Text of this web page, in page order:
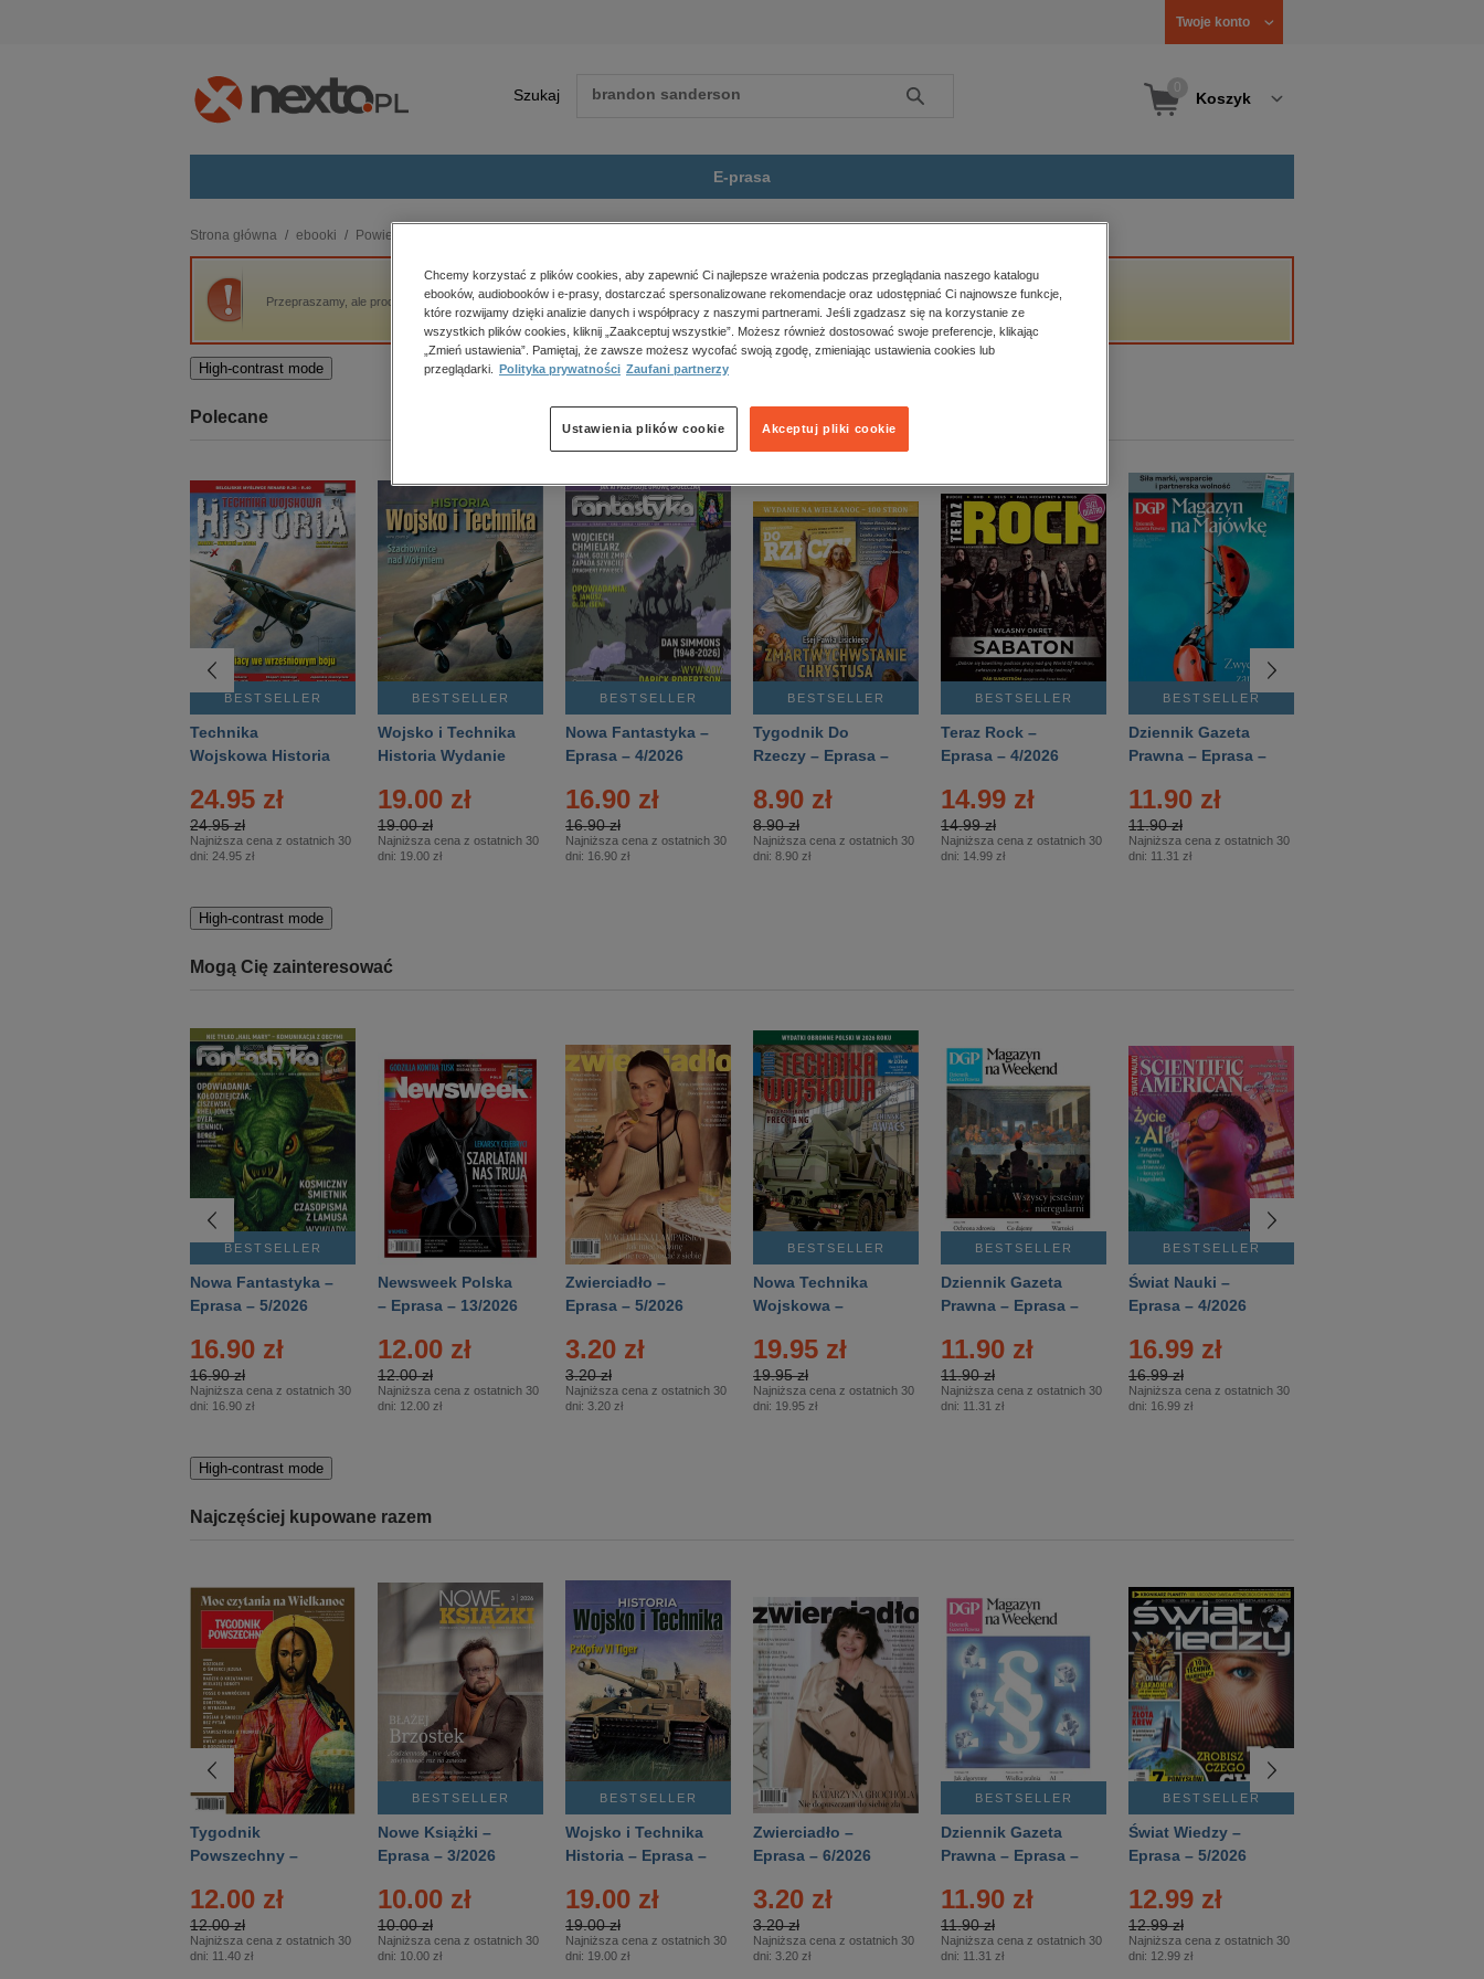
Twoje konto
Szukaj Szukaj Koszyk
E-prasa
budownictwo, aranżacja wnętrz
biznesowe, branżowe, gospodarka
darmowe wydania
edukacja
kobiece, lifestyle, kultura
polityka, społeczno-informacyjne
psychologiczne
inne
popularno-naukowe
historia
zdrowie
religie
Strona główna ebooki Powieść
Przepraszamy, ale produkt „Kraina mgieł” nie jest dostępny.
High-contrast mode
Polecane
BESTSELLER
Technika
Wojskowa Historia
24.95 zł
24.95 zł
Najniższa cena z ostatnich 30
dni: 24.95 zł
BESTSELLER
Wojsko i Technika
Historia Wydanie
– 2/2026
19.00 zł
19.00 zł
Najniższa cena z ostatnich 30
dni: 19.00 zł
BESTSELLER
Nowa Fantastyka –
Eprasa – 4/2026
16.90 zł
16.90 zł
Najniższa cena z ostatnich 30
dni: 16.90 zł
BESTSELLER
Tygodnik Do
Rzeczy – Eprasa –
8.90 zł
8.90 zł
Najniższa cena z ostatnich 30
dni: 8.90 zł
BESTSELLER
Teraz Rock –
Eprasa – 4/2026
14.99 zł
14.99 zł
Najniższa cena z ostatnich 30
dni: 14.99 zł
BESTSELLER
Dziennik Gazeta
Prawna – Eprasa –
11.90 zł
11.90 zł
Najniższa cena z ostatnich 30
dni: 11.31 zł
High-contrast mode
Mogą Cię zainteresować
BESTSELLER
Nowa Fantastyka –
Eprasa – 5/2026
16.90 zł
16.90 zł
Najniższa cena z ostatnich 30
dni: 16.90 zł
Newsweek Polska
– Eprasa – 13/2026
12.00 zł
12.00 zł
Najniższa cena z ostatnich 30
dni: 12.00 zł
Zwierciadło –
Eprasa – 5/2026
3.20 zł
3.20 zł
Najniższa cena z ostatnich 30
dni: 3.20 zł
BESTSELLER
Nowa Technika
Wojskowa –
19.95 zł
19.95 zł
Najniższa cena z ostatnich 30
dni: 19.95 zł
BESTSELLER
Dziennik Gazeta
Prawna – Eprasa –
11.90 zł
11.90 zł
Najniższa cena z ostatnich 30
dni: 11.31 zł
BESTSELLER
Świat Nauki –
Eprasa – 4/2026
16.99 zł
16.99 zł
Najniższa cena z ostatnich 30
dni: 16.99 zł
High-contrast mode
Najczęściej kupowane razem
Tygodnik
Powszechny –
12.00 zł
12.00 zł
Najniższa cena z ostatnich 30
dni: 11.40 zł
BESTSELLER
Nowe Książki –
Eprasa – 3/2026
10.00 zł
10.00 zł
Najniższa cena z ostatnich 30
dni: 10.00 zł
BESTSELLER
Wojsko i Technika
Historia – Eprasa –
19.00 zł
19.00 zł
Najniższa cena z ostatnich 30
dni: 19.00 zł
Zwierciadło –
Eprasa – 6/2026
3.20 zł
3.20 zł
Najniższa cena z ostatnich 30
dni: 3.20 zł
BESTSELLER
Dziennik Gazeta
Prawna – Eprasa –
11.90 zł
11.90 zł
Najniższa cena z ostatnich 30
dni: 11.31 zł
BESTSELLER
Świat Wiedzy –
Eprasa – 5/2026
12.99 zł
12.99 zł
Najniższa cena z ostatnich 30
dni: 12.99 zł
Chcemy korzystać z plików cookies, aby zapewnić Ci najlepsze wrażenia podczas przeglądania naszego katalogu
ebooków, audiobooków i e-prasy, dostarczać spersonalizowane rekomendacje oraz udostępniać Ci najnowsze funkcje,
które rozwijamy dzięki analizie danych i współpracy z naszymi partnerami. Jeśli zgadzasz się na korzystanie ze
wszystkich plików cookies, kliknij „Zaakceptuj wszystkie”. Możesz również dostosować swoje preferencje, klikając
„Zmień ustawienia”. Pamiętaj, że zawsze możesz wycofać swoją zgodę, zmieniając ustawienia cookies lub
przeglądarki.
Polityka prywatności Zaufani partnerzy
Akceptuj pliki cookie
Ustawienia plików cookie